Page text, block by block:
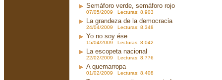
Semáforo verde, semáforo rojo
07/05/2009 Lecturas: 8.903
La grandeza de la democracia
24/04/2009 Lecturas: 8.348
Yo no soy ése
15/04/2009 Lecturas: 8.042
La escopeta nacional
22/02/2009 Lecturas: 8.776
A quemarropa
01/02/2009 Lecturas: 8.408